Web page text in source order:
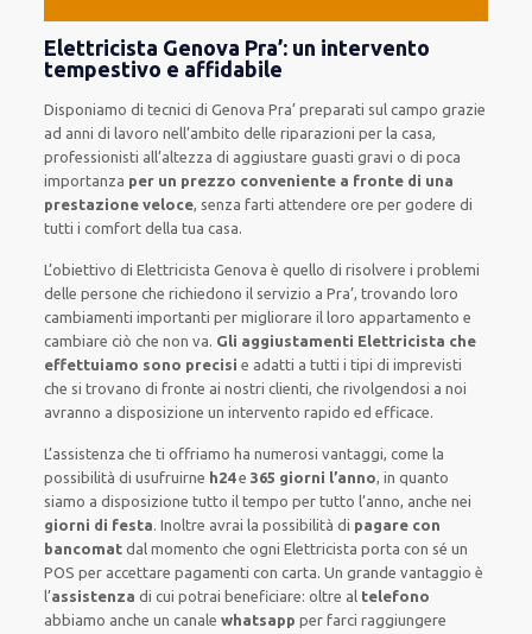
Elettricista Genova Pra’: un intervento
tempestivo e affidabile
Disponiamo ditecnici di Genova Pra’ preparati sul campo grazie
ad anni di lavoronell’ambito delle riparazioni per la casa,
professionisti all’altezza di aggiustare guasti gravi o di poca
importanza per un prezzo conveniente a fronte di una
prestazione veloce, senza farti attendere ore per godere di
tutti i comfort della tua casa.
L’obiettivo di Elettricista Genova è quello di risolvere i problemi
delle persone cherichiedono il servizio a Pra’, trovando loro
cambiamenti importanti per migliorareil loro appartamento e
cambiare ciò che non va. Gli aggiustamenti Elettricista che
effettuiamo sono precisi e adatti a tutti i tipi di imprevisti
che si trovano di fronte ai nostri clienti, che rivolgendosi a noi
avranno a disposizione un interventorapido ed efficace.
L’assistenza che tioffriamo ha numerosi vantaggi, come la
possibilità di usufruirne h24e 365 giorni l’anno, in quanto
siamo a disposizionetutto il tempo per tutto l’anno, anche nei
giorni di festa.Inoltre avrai la possibilità di pagare con
bancomat dal momento che ogni Elettricistaporta con séun
POSper accettare pagamenticon carta.Un grande vantaggio è
l’assistenza di cui potrai beneficiare: oltre al telefono
abbiamo anche uncanale whatsappper farci raggiungere